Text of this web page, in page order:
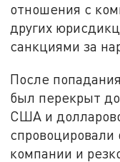
отношения с
других
санкциями за
После
был перекрыт
США и
спровоцировали
компании и